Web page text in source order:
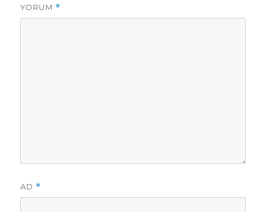
YORUM *
AD *